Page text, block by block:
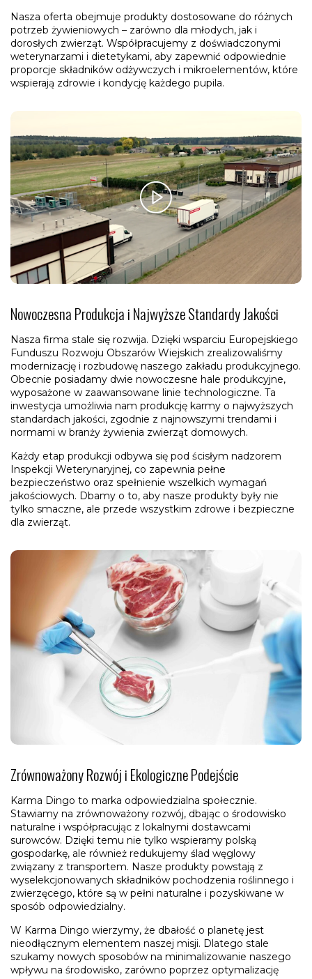
Nasza oferta obejmuje produkty dostosowane do różnych
potrzeb żywieniowych – zarówno dla młodych, jak i
dorosłych zwierząt. Współpracujemy z doświadczonymi
weterynarzami i dietetykami, aby zapewnić odpowiednie
proporcje składników odżywczych i mikroelementów, które
wspierają zdrowie i kondycję każdego pupila.
Nowoczesna Produkcja i Najwyższe Standardy Jakości
Nasza firma stale się rozwija. Dzięki wsparciu Europejskiego
Funduszu Rozwoju Obszarów Wiejskich zrealizowaliśmy
modernizację i rozbudowę naszego zakładu produkcyjnego.
Obecnie posiadamy dwie nowoczesne hale produkcyjne,
wyposażone w zaawansowane linie technologiczne. Ta
inwestycja umożliwia nam produkcję karmy o najwyższych
standardach jakości, zgodnie z najnowszymi trendami i
normami w branży żywienia zwierząt domowych.
Każdy etap produkcji odbywa się pod ścisłym nadzorem
Inspekcji Weterynaryjnej, co zapewnia pełne
bezpieczeństwo oraz spełnienie wszelkich wymagań
jakościowych. Dbamy o to, aby nasze produkty były nie
tylko smaczne, ale przede wszystkim zdrowe i bezpieczne
dla zwierząt.
Zrównoważony Rozwój i Ekologiczne Podejście
Karma Dingo to marka odpowiedzialna społecznie.
Stawiamy na zrównoważony rozwój, dbając o środowisko
naturalne i współpracując z lokalnymi dostawcami
surowców. Dzięki temu nie tylko wspieramy polską
gospodarkę, ale również redukujemy ślad węglowy
związany z transportem. Nasze produkty powstają z
wyselekcjonowanych składników pochodzenia roślinnego i
zwierzęcego, które są w pełni naturalne i pozyskiwane w
sposób odpowiedzialny.
W Karma Dingo wierzymy, że dbałość o planetę jest
nieodłącznym elementem naszej misji. Dlatego stale
szukamy nowych sposobów na minimalizowanie naszego
wpływu na środowisko, zarówno poprzez optymalizację